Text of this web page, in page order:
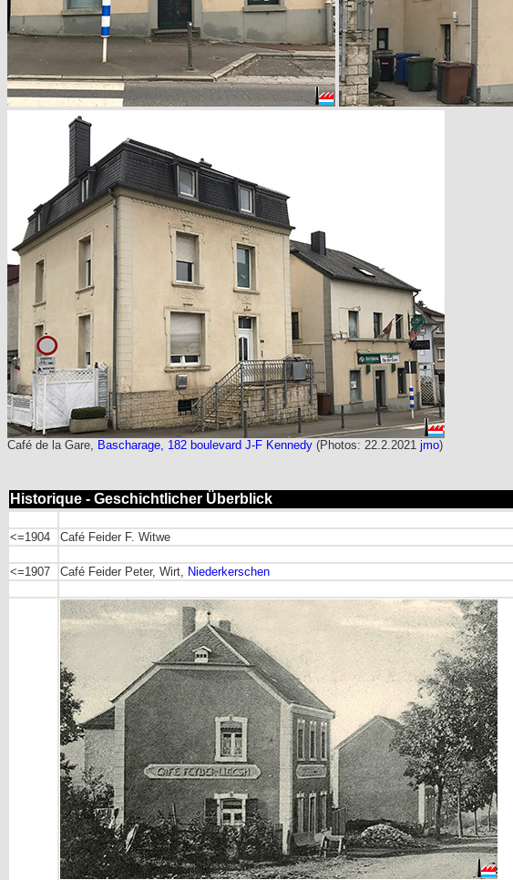
Café de la Gare, Bascharage, 182 boulevard J-F Kennedy (Photos: 22.2.2021 jmo)
Historique - Geschichtlicher Überblick
<=1904 Café Feider F. Witwe
<=1907 Café Feider Peter, Wirt, Niederkerschen